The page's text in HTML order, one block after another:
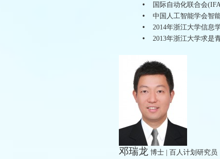
• 国际自动化联合会
• 中国人工智能学会智
• 2014年浙江大学信息
• 2013年浙江大学求是
邓瑞龙 博士 | 百人计划研究